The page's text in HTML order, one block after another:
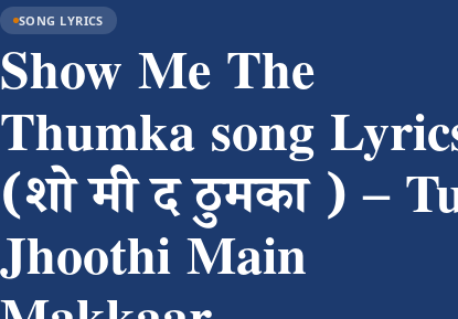
SONG LYRICS
Show Me The
Thumka song
(शो मी द ठुमका ) –
Jhoothi Main